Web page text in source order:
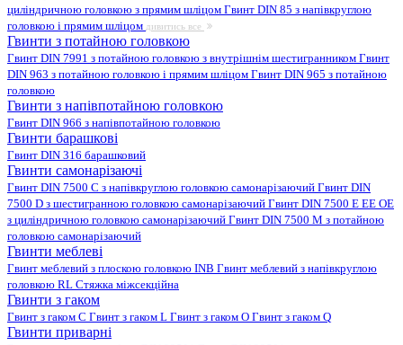
циліндричною головкою з прямим шліцом Гвинт DIN 85 з напівкруглою
головкою і прямим шліцом дивитись все
Гвинти з потайною головкою
Гвинт DIN 7991 з потайною головкою з внутрішнім шестигранником Гвинт
DIN 963 з потайною головкою і прямим шліцом Гвинт DIN 965 з потайною
головкою
Гвинти з напівпотайною головкою
Гвинт DIN 966 з напівпотайною головкою
Гвинти барашкові
Гвинт DIN 316 барашковий
Гвинти самонарізаючі
Гвинт DIN 7500 C з напівкруглою головкою самонарізаючий Гвинт DIN
7500 D з шестигранною головкою самонарізаючий Гвинт DIN 7500 E EE OE
з циліндричною головкою самонарізаючий Гвинт DIN 7500 M з потайною
головкою самонарізаючий
Гвинти меблеві
Гвинт меблевий з плоскою головкою INB Гвинт меблевий з напівкруглою
головкою RL Стяжка міжсекційна
Гвинти з гаком
Гвинт з гаком C Гвинт з гаком L Гвинт з гаком O Гвинт з гаком Q
Гвинти приварні